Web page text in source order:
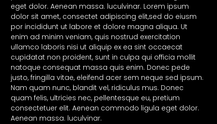
eget dolor. Aenean massa. luculvinar. Lorem ipsum
dolor sit amet, consectet adipiscing elit,sed do eiusm
por incididunt ut labore et dolore magna aliqua. Ut
enim ad minim veniam, quis nostrud exercitation
ullamco laboris nisi ut aliquip ex ea sint occaecat
cupidatat non proident, sunt in culpa qui officia mollit
natoque consequat massa quis enim. Donec pede
justo, fringilla vitae, eleifend acer sem neque sed ipsum.
Nam quam nunc, blandit vel, ridiculus mus. Donec
quam felis, ultricies nec, pellentesque eu, pretium
consectetuer elit. Aenean commodo ligula eget dolor.
Aenean massa. luculvinar.